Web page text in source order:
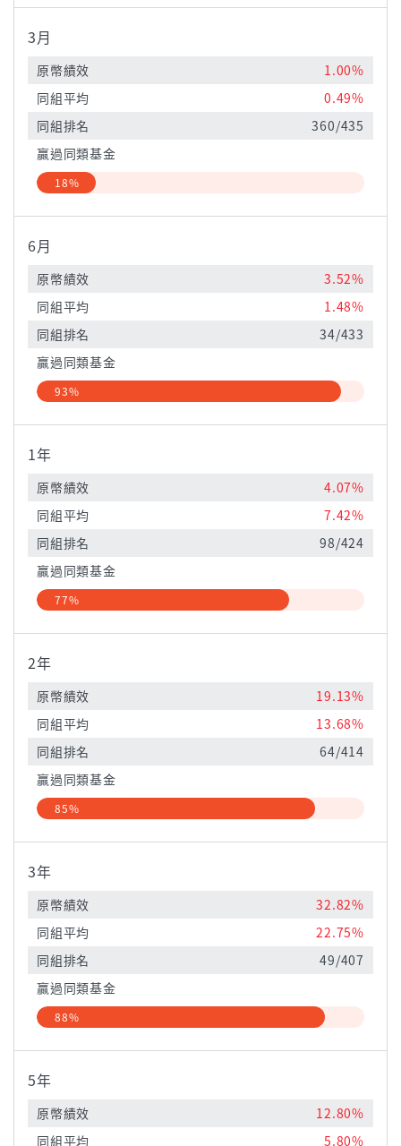
3月
原幣績效
1.00%
同組平均
0.49%
同組排名
360/435
贏過同類基金
18%
6月
原幣績效
3.52%
同組平均
1.48%
同組排名
34/433
贏過同類基金
93%
1年
原幣績效
4.07%
同組平均
7.42%
同組排名
98/424
贏過同類基金
77%
2年
原幣績效
19.13%
同組平均
13.68%
同組排名
64/414
贏過同類基金
85%
3年
原幣績效
32.82%
同組平均
22.75%
同組排名
49/407
贏過同類基金
88%
5年
原幣績效
12.80%
同組平均
5.80%